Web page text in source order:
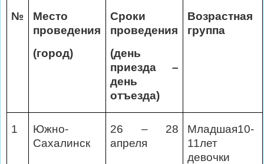
№
Место
проведения
(город)
Сроки
проведения
(день
приезда –
день
отъезда)
Возрастная
группа
1
Южно-
Сахалинск
26 – 28
апреля
Младшая10-
11лет
девочки